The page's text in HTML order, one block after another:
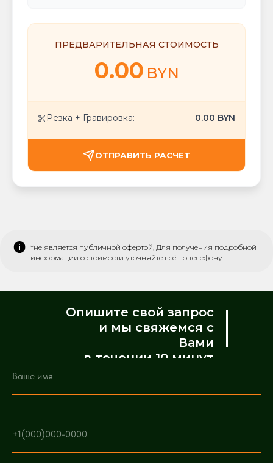
ПРЕДВАРИТЕЛЬНАЯ СТОИМОСТЬ
0.00 BYN
Резка + Гравировка: 0.00 BYN
ОТПРАВИТЬ РАСЧЕТ
*не является публичной офертой, Для получения подробной
информации о стоимости уточняйте всё по телефону
Опишите свой запрос
и мы свяжемся с
Вами
в течении 10 минут